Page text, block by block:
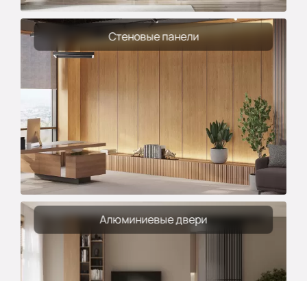
Стеновые панели
Алюминиевые двери